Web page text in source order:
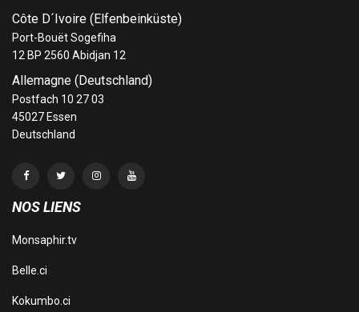
Côte D´Ivoire (Elfenbeinküste)
Port-Bouët Sogefiha
12 BP 2560 Abidjan 12
Allemagne (Deutschland)
Postfach 10 27 03
45027 Essen
Deutschland
NOS LIENS
Monsaphir.tv
Belle.ci
Kokumbo.ci